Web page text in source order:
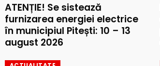
ATENȚIE! Se sistează
furnizarea energiei electrice
în municipiul Pitești: 10 – 13
august 2026